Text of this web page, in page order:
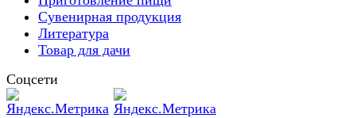
Сувенирная продукция
Литература
Товар для дачи
Соцсети